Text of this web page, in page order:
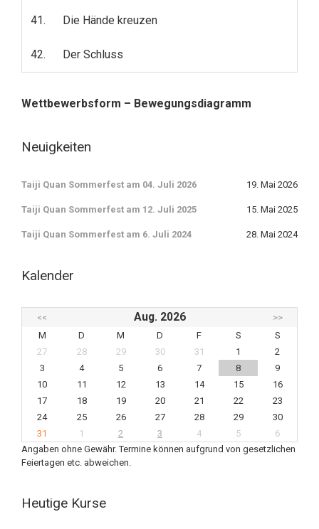
41. Die Hände kreuzen
42. Der Schluss
Wettbewerbsform – Bewegungsdiagramm
Neuigkeiten
Taiji Quan Sommerfest am 04. Juli 2026 19. Mai 2026
Taiji Quan Sommerfest am 12. Juli 2025 15. Mai 2025
Taiji Quan Sommerfest am 6. Juli 2024 28. Mai 2024
Kalender
<< Aug. 2026
>>
M
D M D F S
S
27
28 29 30 31 1
2
3
4 5 6 7 8
9
10
11 12 13 14 15
16
17
18 19 20 21 22
23
24
25 26 27 28 29
30
31
1 2 3 4 5
6
Angaben ohne Gewähr. Termine können aufgrund von gesetzlichen
Feiertagen etc. abweichen.
Heutige Kurse